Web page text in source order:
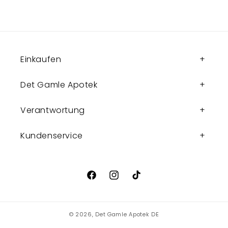
Einkaufen
Det Gamle Apotek
Verantwortung
Kundenservice
FacebookInstagram
TikTok
© 2026, Det Gamle Apotek DE